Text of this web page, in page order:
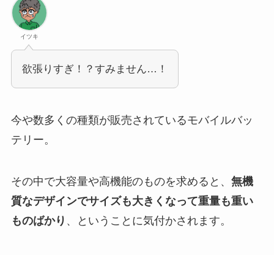
イツキ
欲張りすぎ！？すみません…！
今や数多くの種類が販売されているモバイルバッ
テリー。
その中で大容量や高機能のものを求めると、 無機
質なデザインでサイズも大きくなって重量も重い
ものばかり 、ということに気付かされます。